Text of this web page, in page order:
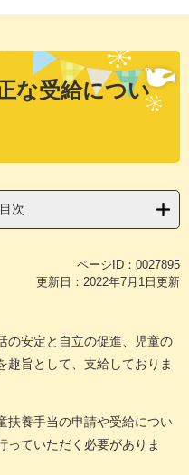
な受給につい
次
ページID：0027895
更新日：2022年7月1日更新
の安定と自立の促進、児童の
趣旨として、支給しておりま
扶養手当の申請や受給につい
っていただく必要がありま